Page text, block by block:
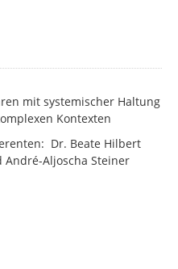
mit systemischer Haltung
Kontexten
Dr. Beate Hilbert
André-Aljoscha Steiner